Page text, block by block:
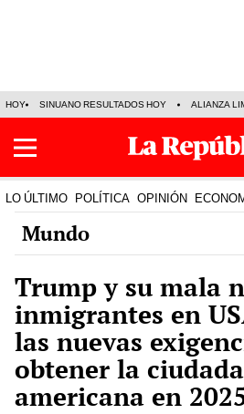
HOY SINUANO RESULTADOS HOY ALIANZA
LO ÚLTIMO POLÍTICA OPINIÓN
Mundo
Trump y su mala
inmigrantes en
las nuevas
obtener la
americana en